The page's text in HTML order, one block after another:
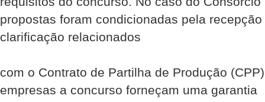
propostas foram condicionadas pela
clarificação relacionados
com o Contrato de Partilha de Produção
empresas a concurso forneçam uma garantia